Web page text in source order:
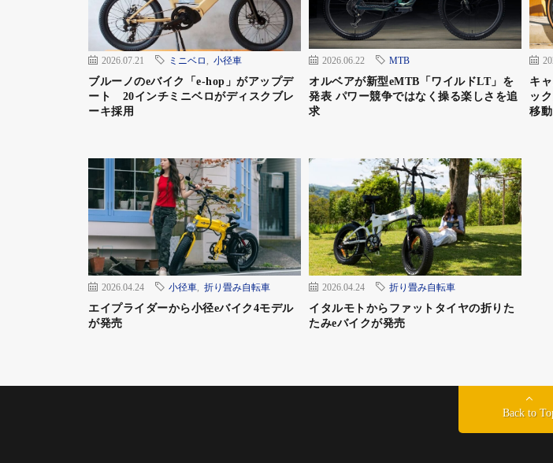
い。が、まあこのバックカントリー・スノーボードのようなマシンに上り性能を
2026.07.21 ミニベロ 小径車
ブルーノのeバイク「e-hop」がアップデ
ート 20インチミニベロがディスクブレ
ーキ採用
2026.06.22 MTB
オルベアが新型eMTB「ワイルドLT」を
発表 パワー競争ではなく操る楽しさを追
求
キ
ッ
移
2026.04.24 小径車 折り畳み自転車
エイプライダーから小径eバイク4モデル
が発売
2026.04.24 折り畳み自転車
イタルモトからファットタイヤの折りた
たみeバイクが発売
Back to